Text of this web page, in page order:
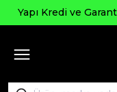
Garanti Bankasına